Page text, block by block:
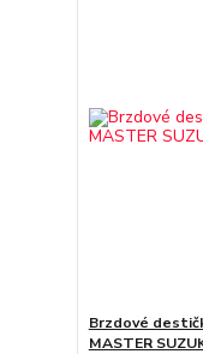
Brzdové
MASTER